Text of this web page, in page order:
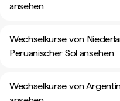
ansehen
Wechselkurse von
Peruanischer Sol ansehen
Wechselkurse von